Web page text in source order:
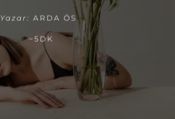
Yazar: ARDA ÖS
~5DK